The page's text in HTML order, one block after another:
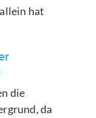
hat
die
da